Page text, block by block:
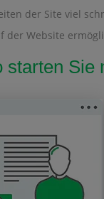
der Site viel
Website
starten Sie